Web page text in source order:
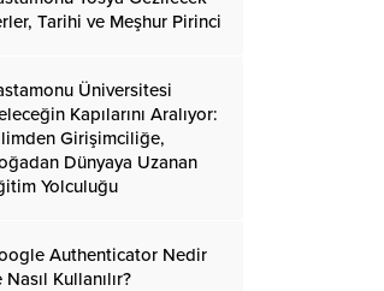
Tarihi ve Meşhur Pirinci
Üniversitesi
Kapılarını Aralıyor:
Girişimciliğe,
Dünyaya Uzanan
Yolculuğu
Authenticator Nedir
Nasıl Kullanılır?